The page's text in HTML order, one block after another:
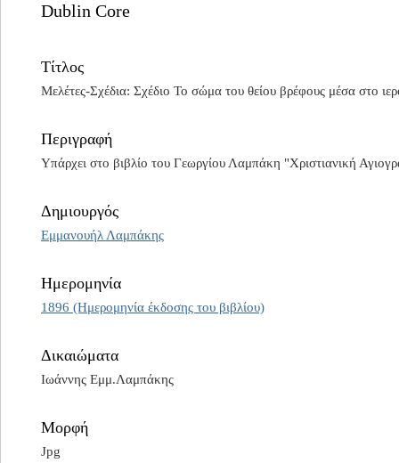
Dublin Core
Τίτλος
Μελέτες-Σχέδια: Σχέδιο Το σώμα του θείου βρέφους μέσα στο
Περιγραφή
Υπάρχει στο βιβλίο του Γεωργίου Λαμπάκη "Χριστιανική
Δημιουργός
Εμμανουήλ Λαμπάκης
Ημερομηνία
1896 (Ημερομηνία έκδοσης του βιβλίου)
Δικαιώματα
Ιωάννης Εμμ.Λαμπάκης
Μορφή
Jpg